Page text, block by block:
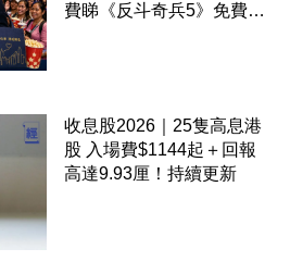
費睇《反斗奇兵5》免費包
收息股2026｜25隻高息港
股 入場費$1144起＋回報
高達9.93厘！持續更新